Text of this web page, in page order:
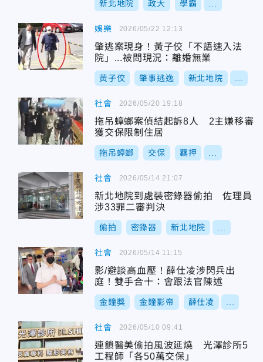
新北地院 政大 學霸
娛樂
肇逃案現身！黃子佼「不語速入法
院」...被問現況：離婚無業
黃子佼 肇事逃逸 新北地院
2026/05/22 12:13
社會
拖吊蟑螂案偵結起訴8人 2主嫌移審
獲交保限制住居
拖吊蟑螂 交保 羈押
2026/05/20 19:18
社會
新北地院到處裝密錄器偷拍 佐理員
涉33罪二審判決
偷拍 密錄器 新北地院
2026/05/14 21:07
社會
影/避談高血壓！薛仕凌涉閃兵出
庭！雙手合十：會跟法官陳述
金鐘獎 金鐘影帝 薛仕凌
2026/05/14 11:15
社會
連鎖醫美偷拍風波延燒 光澤診所5
工程師「各50萬交保」
2026/05/10 09:41